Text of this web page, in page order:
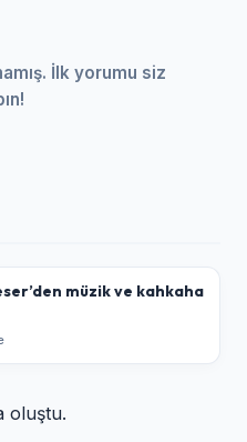
İlk yorumu siz
müzik ve kahkaha
oluştu.